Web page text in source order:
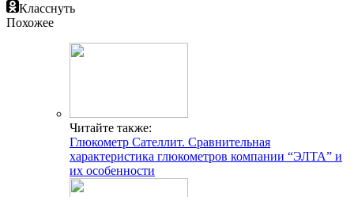
Класснуть
Похожее
Читайте также:
Глюкометр Сателлит. Сравнительная
характеристика глюкометров компании “ЭЛТА” и
их особенности